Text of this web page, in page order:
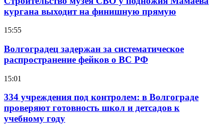
кургана выходит на финишную прямую
15:55
Волгоградец задержан за систематическое
распространение фейков о ВС РФ
15:01
334 учреждения под контролем: в Волгограде
проверяют готовность школ и детсадов к
учебному году